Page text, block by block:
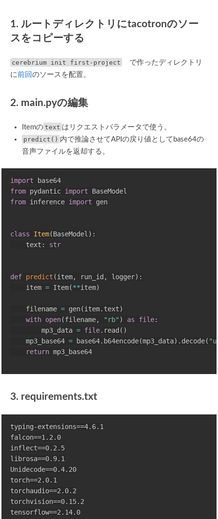
1. ルートディレクトリにtacotronのソー
スをコピーする
cerebrium init first-project
で作ったディレクトリ
に前回 のソースを配置。
2. main.pyの編集
Itemの text はリクエストパラメータで使う。
predict() 内で推論させてAPIの戻り値としてbase64の
音声ファイルを返却する。
import
base64
from pydantic import
from inference import gen
class Item(BaseModel ) :
    text
: str
def predict (item, run_id , logger) :
    item
= Item(**item)
    filename
= gen(item. text)
with open(filename, "rb" ) as file:
        mp3_data
= file. read ( )
    mp3_base64
= base64. b64encode(mp3_data) . decode(
return mp3_base64
3. requirements.txt
typing-extensions==4.6.1
falcon==1.2.0
inflect==0.2.5
librosa==0.9.1
Unidecode==0.4.20
torch==2.0.1
torchaudio==2.0.2
torchvision==0.15.2
tensorflow==2.14.0